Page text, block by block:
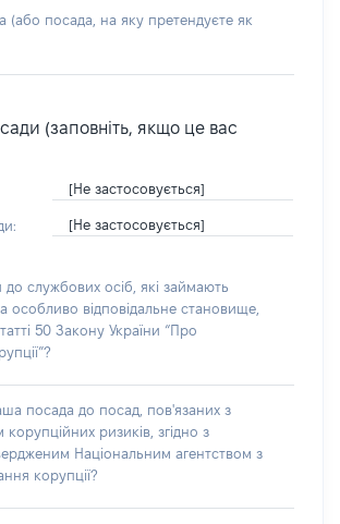
(або посада, на яку претендуєте як
(заповніть, якщо це вас
[Не застосовується]
[Не застосовується]
службових осіб, які займають
особливо відповідальне становище,
50 Закону України “Про
посада до посад, пов'язаних з
ризиків, згідно з
Національним агентством з
корупції?